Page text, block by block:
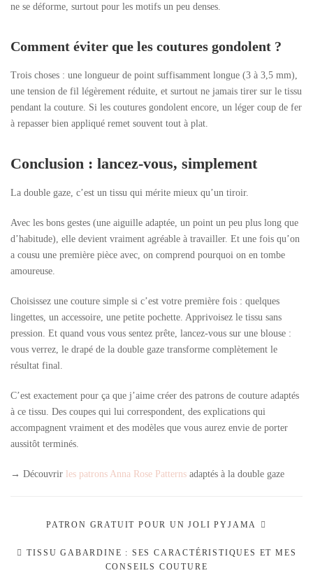
ne se déforme, surtout pour les motifs un peu denses.
Comment éviter que les coutures gondolent ?
Trois choses : une longueur de point suffisamment longue (3 à 3,5 mm),
une tension de fil légèrement réduite, et surtout ne jamais tirer sur le tissu
pendant la couture. Si les coutures gondolent encore, un léger coup de fer
à repasser bien appliqué remet souvent tout à plat.
Conclusion : lancez-vous, simplement
La double gaze, c’est un tissu qui mérite mieux qu’un tiroir.
Avec les bons gestes (une aiguille adaptée, un point un peu plus long que
d’habitude), elle devient vraiment agréable à travailler. Et une fois qu’on
a cousu une première pièce avec, on comprend pourquoi on en tombe
amoureuse.
Choisissez une couture simple si c’est votre première fois : quelques
lingettes, un accessoire, une petite pochette. Apprivoisez le tissu sans
pression. Et quand vous vous sentez prête, lancez-vous sur une blouse :
vous verrez, le drapé de la double gaze transforme complètement le
résultat final.
C’est exactement pour ça que j’aime créer des patrons de couture adaptés
à ce tissu. Des coupes qui lui correspondent, des explications qui
accompagnent vraiment et des modèles que vous aurez envie de porter
aussitôt terminés.
→ Découvrir les patrons Anna Rose Patterns adaptés à la double gaze
PATRON GRATUIT POUR UN JOLI PYJAMA
TISSU GABARDINE : SES CARACTÉRISTIQUES ET MES
CONSEILS COUTURE